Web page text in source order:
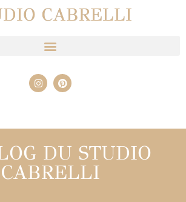
CABRELLI
DU STUDIO
CABRELLI